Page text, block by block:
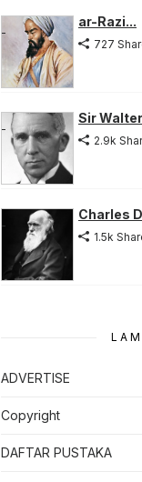
ar-Razi...
727
Sir
2.9k
Charles
1.5k
ADVERTISE
Copyright
DAFTAR PUSTAKA